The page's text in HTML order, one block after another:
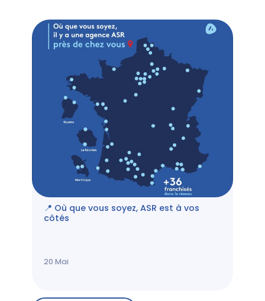
📍 Où que vous soyez, ASR est à vos
côtés
20 Mai